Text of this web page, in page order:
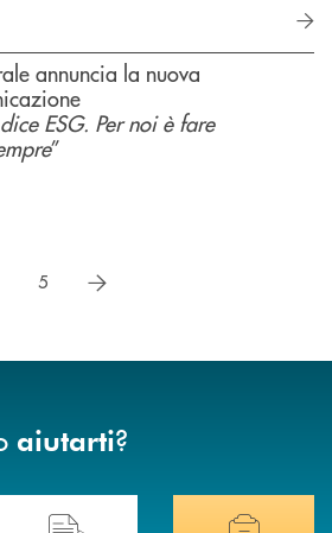
annuncia la nuova
ESG. Per noi è fare
”
5 successivo
aiutarti?
delle filiali .
Hai bisogno di assistenza immediata?
Hai bisogno di